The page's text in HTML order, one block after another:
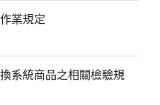
業規定
系統商品之相關檢驗規